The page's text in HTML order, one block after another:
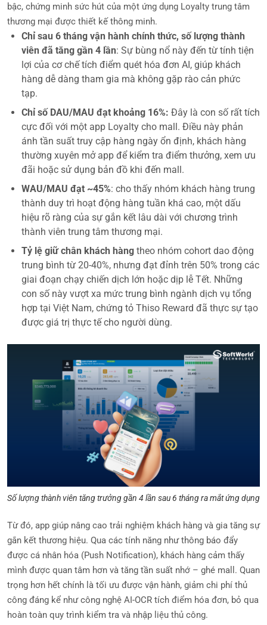
bậc, chứng minh sức hút của một ứng dụng Loyalty trung tâm
thương mại được thiết kế thông minh.
Chỉ sau 6 tháng vận hành chính thức, số lượng thành
viên đã tăng gần 4 lần: Sự bùng nổ này đến từ tính tiện
lợi của cơ chế tích điểm quét hóa đơn AI, giúp khách
hàng dễ dàng tham gia mà không gặp rào cản phức
tạp.
Chỉ số DAU/MAU đạt khoảng 16%: Đây là con số rất tích
cực đối với một app Loyalty cho mall. Điều này phản
ánh tần suất truy cập hàng ngày ổn định, khách hàng
thường xuyên mở app để kiểm tra điểm thưởng, xem ưu
đãi hoặc sử dụng bản đồ khi đến mall.
WAU/MAU đạt ~45%: cho thấy nhóm khách hàng trung
thành duy trì hoạt động hàng tuần khá cao, một dấu
hiệu rõ ràng của sự gắn kết lâu dài với chương trình
thành viên trung tâm thương mại.
Tỷ lệ giữ chân khách hàng theo nhóm cohort dao động
trung bình từ 20-40%, nhưng đạt đỉnh trên 50% trong các
giai đoạn chạy chiến dịch lớn hoặc dịp lễ Tết. Những
con số này vượt xa mức trung bình ngành dịch vụ tổng
hợp tại Việt Nam, chứng tỏ Thiso Reward đã thực sự tạo
được giá trị thực tế cho người dùng.
Số lượng thành viên tăng trưởng gần 4 lần sau 6 tháng ra mắt ứng dụng
Từ đó, app giúp nâng cao trải nghiệm khách hàng và gia tăng sự
gắn kết thương hiệu. Qua các tính năng như thông báo đẩy
được cá nhân hóa (Push Notification), khách hàng cảm thấy
mình được quan tâm hơn và tăng tần suất nhớ – ghé mall. Quan
trọng hơn hết chính là tối ưu được vận hành, giảm chi phí thủ
công đáng kể như công nghệ AI-OCR tích điểm hóa đơn, bỏ qua
hoàn toàn quy trình kiểm tra và nhập liệu thủ công.